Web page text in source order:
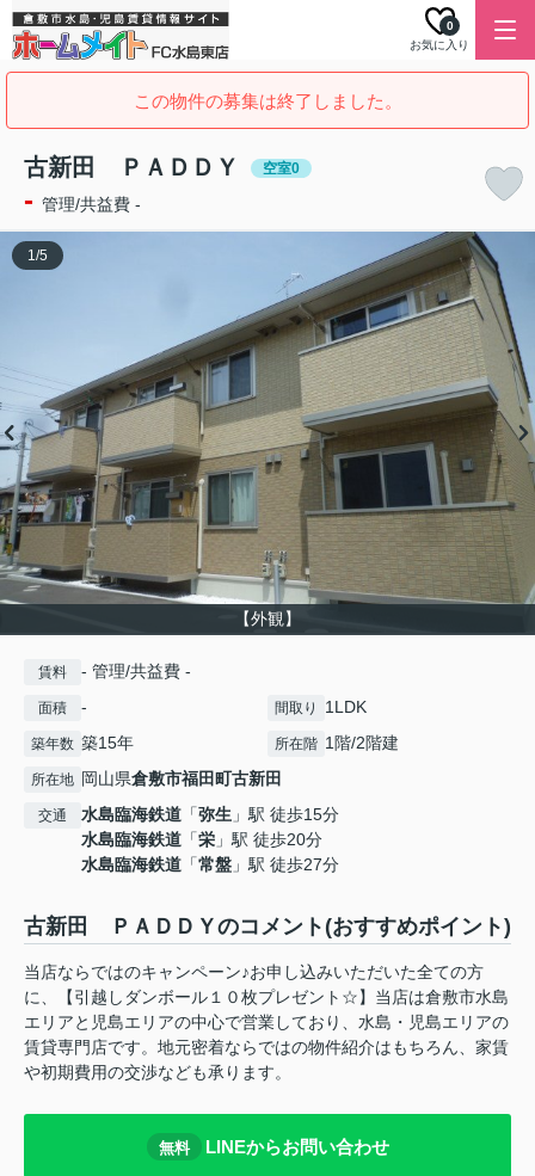
お気に入り
0
この物件の募集は終了しました。
古新田 ＰＡＤＤＹ 空室0
- 管理/共益費 -
【外観】
1/5
賃料 - 管理/共益費 -
面積 - 間取り 1LDK
築年数 築15年 所在階 1階/2階建
所在地 岡山県倉敷市福田町古新田
交通 水島臨海鉄道 「弥生 」駅 徒歩15分
水島臨海鉄道 「栄 」駅 徒歩20分
水島臨海鉄道 「常盤 」駅 徒歩27分
古新田 ＰＡＤＤＹのコメント(おすすめポイント)
当店ならではのキャンペーン♪お申し込みいただいた全ての方
に、【引越しダンボール１０枚プレゼント☆】当店は倉敷市水島
エリアと児島エリアの中心で営業しており、水島・児島エリアの
賃貸専門店です。地元密着ならではの物件紹介はもちろん、家賃
や初期費用の交渉なども承ります。
無料 LINEからお問い合わせ